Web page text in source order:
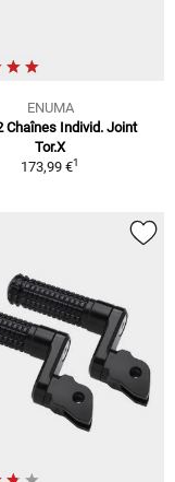
ENUMA
Chaînes Individ. Joint
Tor.X
173,99 €1